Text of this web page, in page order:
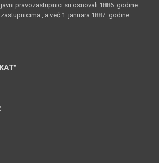
pravozastupnici su osnovali 1886. godine
, a već 1. januara 1887. godine